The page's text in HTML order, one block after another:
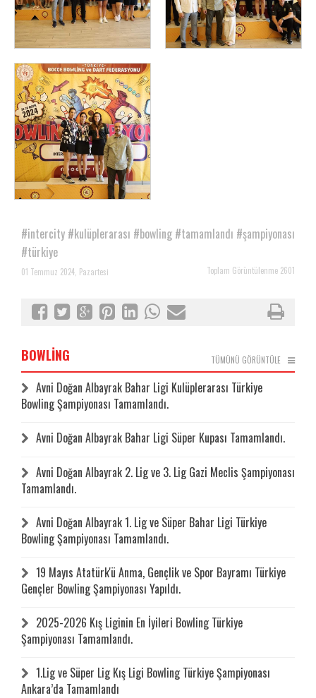
#intercity #kulüplerarası #bowling #tamamlandı #şampiyonası
#türkiye
Toplam Görüntülenme 2601
01 Temmuz 2024, Pazartesi
TÜMÜNÜ GÖRÜNTÜLE
BOWLING
Avni Doğan Albayrak Bahar Ligi Kulüplerarası Türkiye
Bowling Şampiyonası Tamamlandı.
Avni Doğan Albayrak Bahar Ligi Süper Kupası Tamamlandı.
Avni Doğan Albayrak 2. Lig ve 3. Lig Gazi Meclis Şampiyonası
Tamamlandı.
Avni Doğan Albayrak 1. Lig ve Süper Bahar Ligi Türkiye
Bowling Şampiyonası Tamamlandı.
19 Mayıs Atatürk'ü Anma, Gençlik ve Spor Bayramı Türkiye
Gençler Bowling Şampiyonası Yapıldı.
2025-2026 Kış Liginin En İyileri Bowling Türkiye
Şampiyonası Tamamlandı.
1.Lig ve Süper Lig Kış Ligi Bowling Türkiye Şampiyonası
Ankara’da Tamamlandı